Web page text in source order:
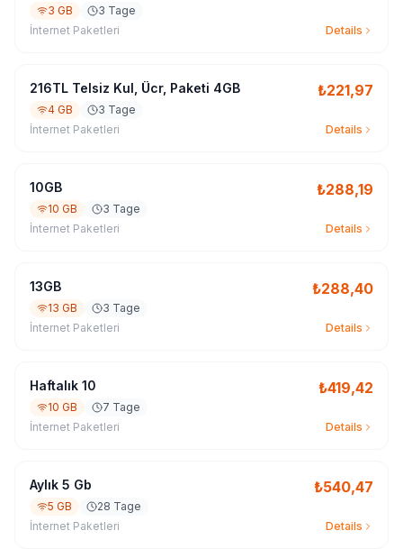
3 GB
3 Tage
İnternet Paketleri
Details
216TL Telsiz Kul, Ücr, Paketi 4GB ₺221,97
4 GB
3 Tage
İnternet Paketleri
Details
10GB ₺288,19
10 GB
3 Tage
İnternet Paketleri
Details
13GB ₺288,40
13 GB
3 Tage
İnternet Paketleri
Details
Haftalık 10 ₺419,42
10 GB
7 Tage
İnternet Paketleri
Details
Aylık 5 Gb ₺540,47
5 GB
28 Tage
İnternet Paketleri
Details